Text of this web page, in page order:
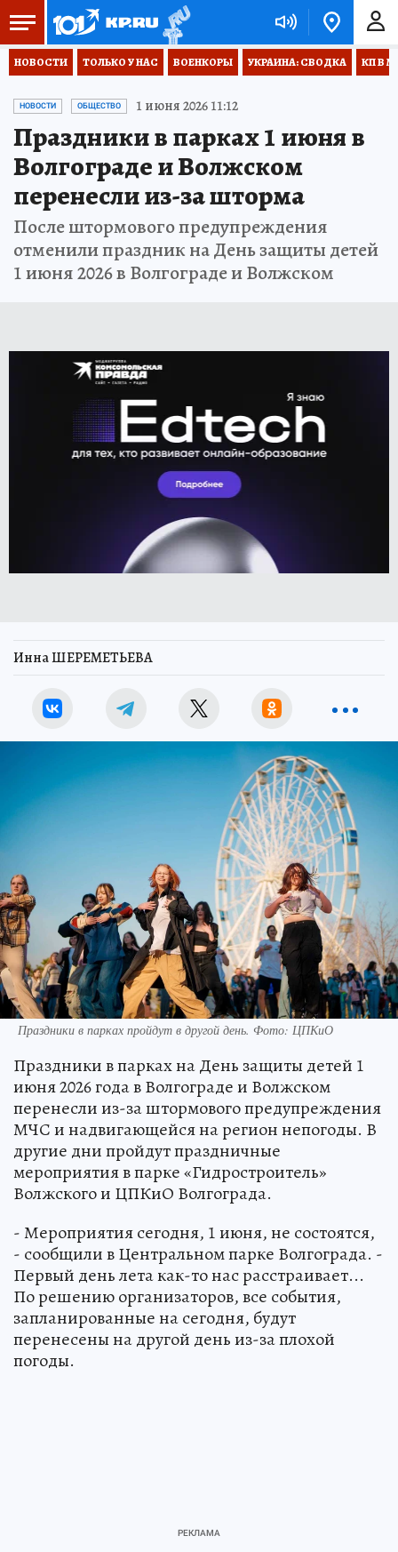
НОВОСТИ ТОЛЬКО У НАС ВОЕНКОРЫ УКРАИНА: СВОДКА КП В
НОВОСТИ ОБЩЕСТВО 1 июня 2026 11:12
Праздники в парках 1 июня в
Волгограде и Волжском
перенесли из-за шторма
После штормового предупреждения
отменили праздник на День защиты детей
1 июня 2026 в Волгограде и Волжском
Инна ШЕРЕМЕТЬЕВА
Праздники в парках пройдут в другой день. Фото: ЦПКиО
Праздники в парках на День защиты детей 1
июня 2026 года в Волгограде и Волжском
перенесли из-за штормового предупреждения
МЧС и надвигающейся на регион непогоды. В
другие дни пройдут праздничные
мероприятия в парке «Гидростроитель»
Волжского и ЦПКиО Волгограда.
- Мероприятия сегодня, 1 июня, не состоятся,
- сообщили в Центральном парке Волгограда. -
Первый день лета как-то нас расстраивает...
По решению организаторов, все события,
запланированные на сегодня, будут
перенесены на другой день из-за плохой
погоды.